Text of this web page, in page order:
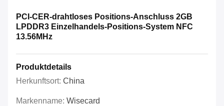
PCI-CER-drahtloses Positions-Anschluss 2GB
LPDDR3 Einzelhandels-Positions-System NFC
13.56MHz
Produktdetails
Herkunftsort: China
Markenname: Wisecard